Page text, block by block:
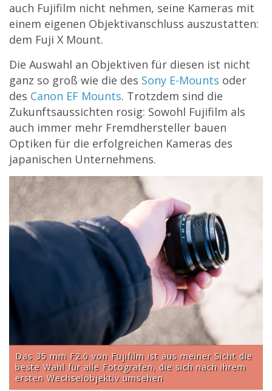
auch Fujifilm nicht nehmen, seine Kameras mit
einem eigenen Objektivanschluss auszustatten:
dem Fuji X Mount.
Die Auswahl an Objektiven für diesen ist nicht
ganz so groß wie die des Sony E-Mounts oder
des Canon EF Mounts. Trotzdem sind die
Zukunftsaussichten rosig: Sowohl Fujifilm als
auch immer mehr Fremdhersteller bauen
Optiken für die erfolgreichen Kameras des
japanischen Unternehmens.
Das 35 mm F2.0 von Fujifilm ist aus meiner Sicht die
beste Wahl für alle Fotografen, die sich nach ihrem
ersten Wechselobjektiv umsehen